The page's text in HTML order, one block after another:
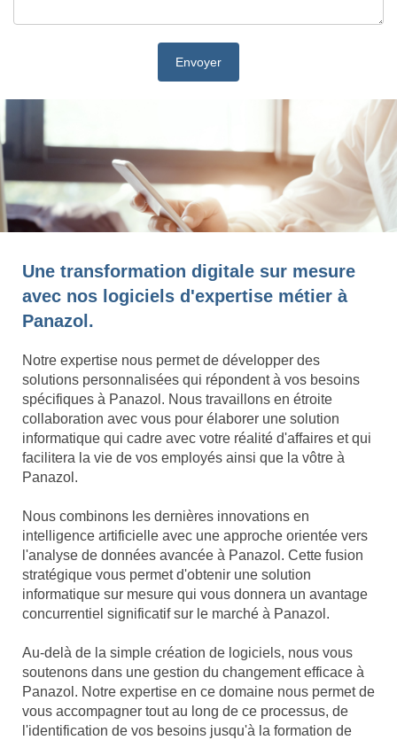
Une transformation digitale sur mesure
avec nos logiciels d'expertise métier à
Panazol.
Notre expertise nous permet de développer des
solutions personnalisées qui répondent à vos besoins
spécifiques à Panazol. Nous travaillons en étroite
collaboration avec vous pour élaborer une solution
informatique qui cadre avec votre réalité d'affaires et qui
facilitera la vie de vos employés ainsi que la vôtre à
Panazol.
Nous combinons les dernières innovations en
intelligence artificielle avec une approche orientée vers
l'analyse de données avancée à Panazol. Cette fusion
stratégique vous permet d'obtenir une solution
informatique sur mesure qui vous donnera un avantage
concurrentiel significatif sur le marché à Panazol.
Au-delà de la simple création de logiciels, nous vous
soutenons dans une gestion du changement efficace à
Panazol. Notre expertise en ce domaine nous permet de
vous accompagner tout au long de ce processus, de
l'identification de vos besoins jusqu'à la formation de